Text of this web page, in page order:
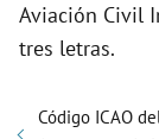
Aviación Civil
tres letras.
Código ICAO